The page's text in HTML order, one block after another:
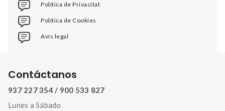
Política de Privacitat
Política de Cookies
Avís legal
Contáctanos
937 227 354 / 900 533 827
Lunes a Sábado